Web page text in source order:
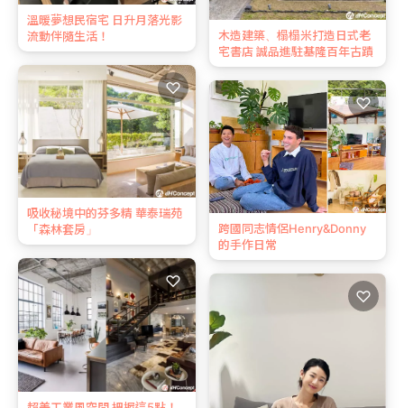
溫暖夢想民宿宅 日升月落光影
流動伴隨生活！
木造建築、榻榻米打造日式老
宅書店 誠品進駐基隆百年古蹟
吸收秘境中的芬多精 華泰瑞苑
「森林套房」
♡
跨國同志情侶Henry&Donny
的手作日常
♡
♡
♡